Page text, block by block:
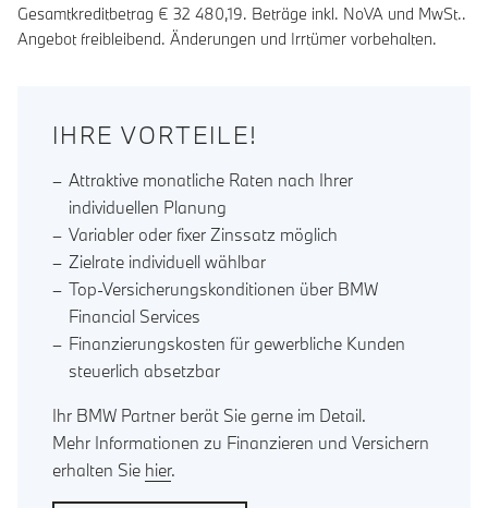
Gesamtkreditbetrag € 32 480,19. Beträge inkl. NoVA und MwSt..
Angebot freibleibend. Änderungen und Irrtümer vorbehalten.
IHRE VORTEILE!
Attraktive monatliche Raten nach Ihrer
individuellen Planung
Variabler oder fixer Zinssatz möglich
Zielrate individuell wählbar
Top-Versicherungskonditionen über BMW
Financial Services
Finanzierungskosten für gewerbliche Kunden
steuerlich absetzbar
Ihr BMW Partner berät Sie gerne im Detail.
Mehr Informationen zu Finanzieren und Versichern
erhalten Sie hier.